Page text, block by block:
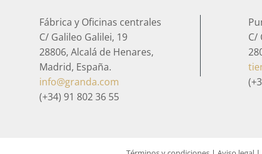
Fábrica y Oficinas centrales
C/ Galileo Galilei, 19
28806, Alcalá de Henares,
Madrid, España.
info@granda.com
(+34) 91 802 36 55
C/